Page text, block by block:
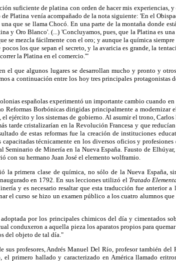
suficiente de platina con orden de hacer mis experiencias, y
Platina venía acompañado de la nota siguiente: 'En el
que se llama Chocó. En una parte de la montaña donde
y Oro Blanco'. (...) 'Concluyamos, pues, que la Platina es una
se mezcla fácilmente con el oro; y aunque la química
pocos los que sepan el secreto, y la avaricia es grande, la
la Platina en el comercio.'"
el que algunos lugares se desarrollan mucho y pronto y
a continuación entre los hoy tres principales protagonistas
españolas experimentó un importante cambio cuando
Reformas Borbónicas dirigidas principalmente a modernizar
ejército y los sistemas de gobierno. Al asumir el trono,
tarde cristalizarían en la Revolución Francesa y que
de estas reformas fue la creación de instituciones
técnicamente en los diversos oficios y
Seminario de Minería en la Nueva España. Fausto de
con su hermano Juan José el elemento wolframio.
la primera clase de química, no sólo de la Nueva España,
en 1792. En sus lecciones utilizó el Tratado
y es necesario resaltar que esta traducción fue anterior a
el curso se hizo un examen público a los cuatro alumnos
por los principales chimicos del día y cimentados
conduxeron a aquella pieza los aparatos propios para
del objeto de tal día."
sus profesores, Andrés Manuel Del Río, profesor también del
el primero hallado y caracterizado en América llamado